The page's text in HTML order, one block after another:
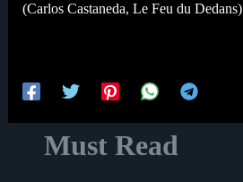
(Carlos Castaneda, Le Feu du Dedans)
Must Read